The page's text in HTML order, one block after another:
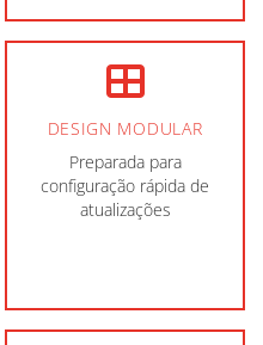
DESIGN MODULAR
Preparada para
configuração rápida de
atualizações